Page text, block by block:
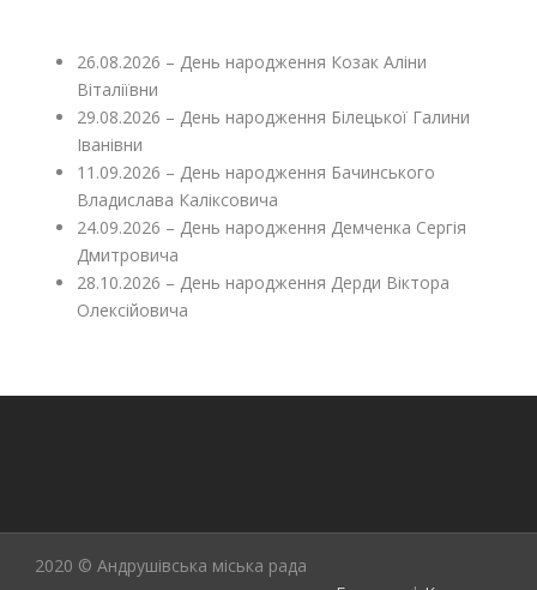
26.08.2026 – День народження Козак Аліни
Віталіївни
29.08.2026 – День народження Білецької Галини
Іванівни
11.09.2026 – День народження Бачинського
Владислава Каліксовича
24.09.2026 – День народження Демченка Сергія
Дмитровича
28.10.2026 – День народження Дерди Віктора
Олексійовича
2020 © Андрушівська міська рада